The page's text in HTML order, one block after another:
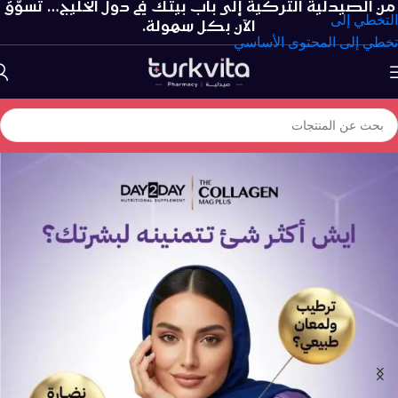
التخطي إلى
تخطي إلى المحتوى الأساسي
من الصيدلية التركية إلى باب بيتك في دول الخليج… تسوّق
الآن بكل سهولة.